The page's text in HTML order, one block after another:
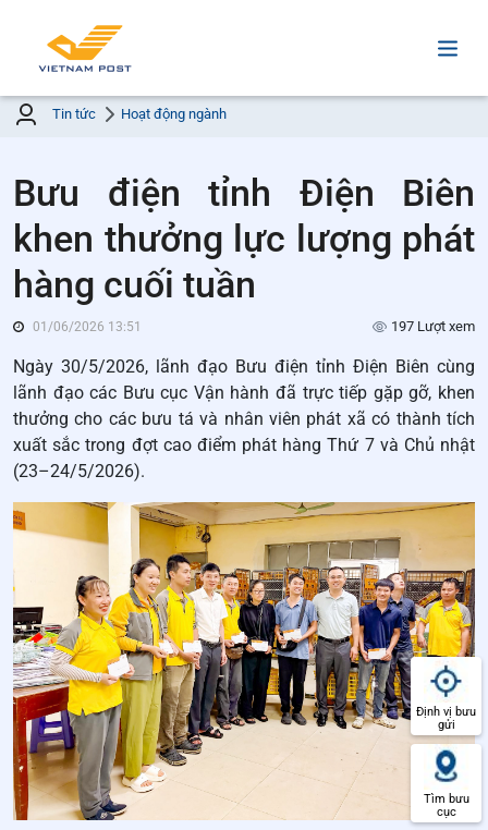
Tin tức Hoạt động ngành
Bưu điện tỉnh Điện Biên
khen thưởng lực lượng phát
hàng cuối tuần
01/06/2026 13:51 197 Lượt xem
Ngày 30/5/2026, lãnh đạo Bưu điện tỉnh Điện Biên cùng
lãnh đạo các Bưu cục Vận hành đã trực tiếp gặp gỡ, khen
thưởng cho các bưu tá và nhân viên phát xã có thành tích
xuất sắc trong đợt cao điểm phát hàng Thứ 7 và Chủ nhật
(23–24/5/2026).
Định vị bưu
gửi
Tìm bưu
cục